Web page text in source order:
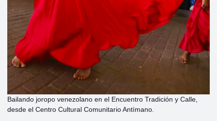
Bailando joropo venezolano en el Encuentro Tradición y Calle,
desde el Centro Cultural Comunitario Antímano.